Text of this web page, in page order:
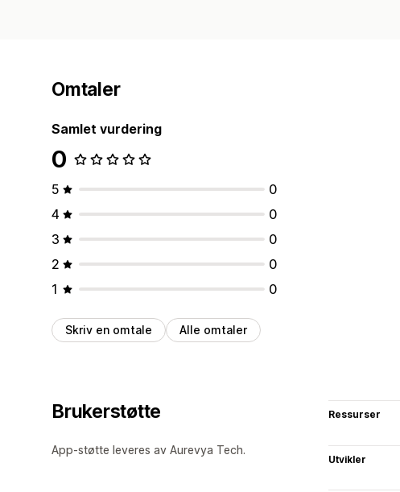
Omtaler
Samlet vurdering
0
5
0
4
0
3
0
2
0
1
0
Skriv en omtale Alle omtaler
Brukerstøtte
App-støtte leveres av Aurevya Tech.
Ressurser
Utvikler